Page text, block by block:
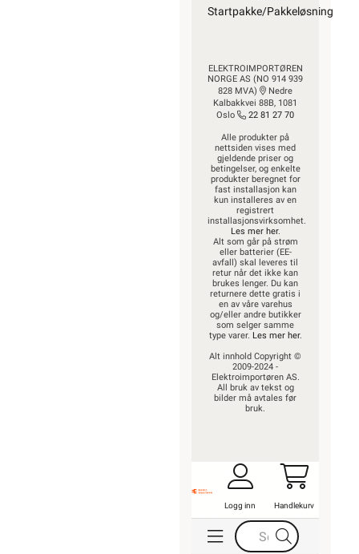
Startpakke/Pakkeløsning
ELEKTROIMPORTØREN
NORGE AS (NO 914 939
828 MVA)
Nedre
Kalbakkvei 88B, 1081
Oslo
22 81 27 70
Alle produkter på
nettsiden vises med
gjeldende priser og
betingelser, og enkelte
produkter beregnet for
fast installasjon kan
kun installeres av en
registrert
installasjonsvirksomhet.
Les mer her.
Alt som går på strøm
eller batterier (EE-
avfall) skal leveres til
retur når det ikke kan
brukes lenger. Du kan
returnere dette gratis i
en av våre varehus
og/eller andre butikker
som selger samme
type varer. Les mer her.
Alt innhold Copyright ©
2009-2024 -
Elektroimportøren AS.
All bruk av tekst og
bilder må avtales før
bruk.
Logg inn Handlekurv